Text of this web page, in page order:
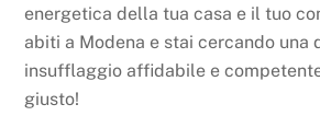
energetica della tua casa e il tuo
abiti a Modena e stai cercando una
insufflaggio affidabile e
giusto!